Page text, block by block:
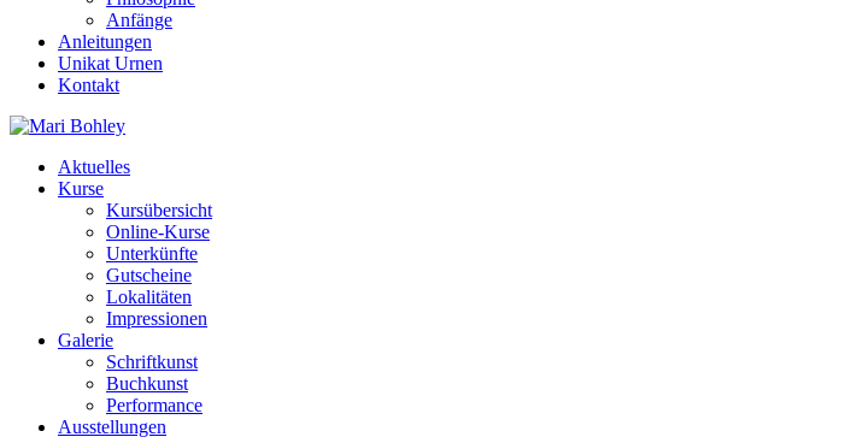
Anfänge
Anleitungen
Unikat Urnen
Kontakt
Aktuelles
Kurse
Kursübersicht
Online-Kurse
Unterkünfte
Gutscheine
Lokalitäten
Impressionen
Galerie
Schriftkunst
Buchkunst
Performance
Ausstellungen